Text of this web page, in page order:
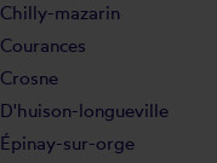
Chilly-mazarin
Courances
Crosne
D'huison-longueville
Épinay-sur-orge